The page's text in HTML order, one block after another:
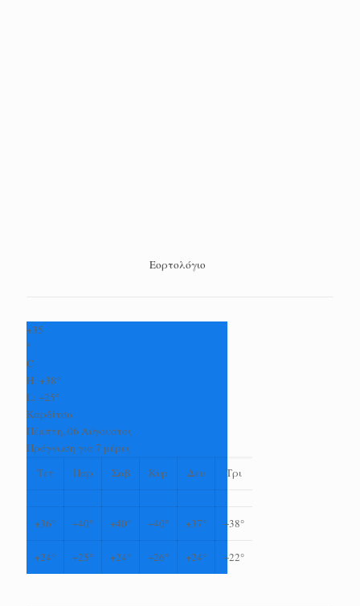
Εορτολόγιο
+35
°
C
H: +38°
L: +25°
Καρδίτσα
Πέμπτη, 06 Αύγουστος
Πρόγνωση για 7 μέρες
Τετ
Παρ Σαβ Κυρ Δευ Τρι
+36° +40° +40° +40° +37° +38°
+24° +25° +24° +26° +24° +22°